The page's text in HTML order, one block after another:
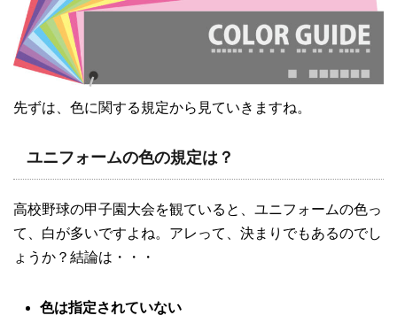
先ずは、色に関する規定から見ていきますね。
ユニフォームの色の規定は？
高校野球の甲子園大会を観ていると、ユニフォームの色っ
て、白が多いですよね。アレって、決まりでもあるのでし
ょうか？結論は・・・
色は指定されていない